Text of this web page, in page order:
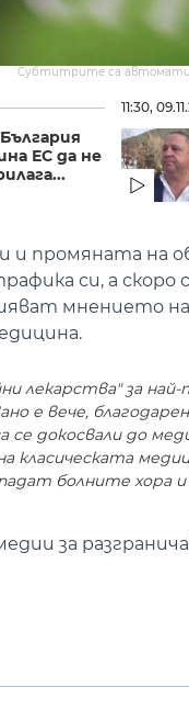
Субтитрите са
ЕС да не
11:30,
и промяната на
си, а скоро
мнението на
лекарства" за
е вече,
докосвали до
класическата
болните хора
за